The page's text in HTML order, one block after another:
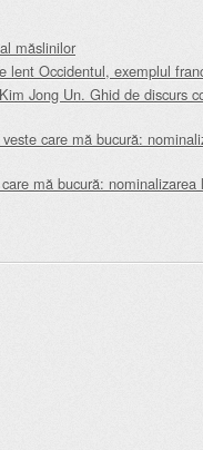
măslinilor
lent Occidentul, exemplul
Jong Un. Ghid de discurs
care mă bucură:
mă bucură: nominalizarea